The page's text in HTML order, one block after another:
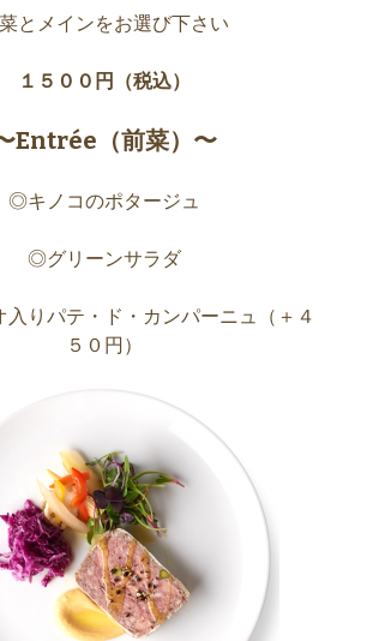
とメインをお選び下さい
１５００円（税込）
Entrée（前菜）〜
◎キノコのポタージュ
◎グリーンサラダ
りパテ・ド・カンパーニュ（＋４
５０円）